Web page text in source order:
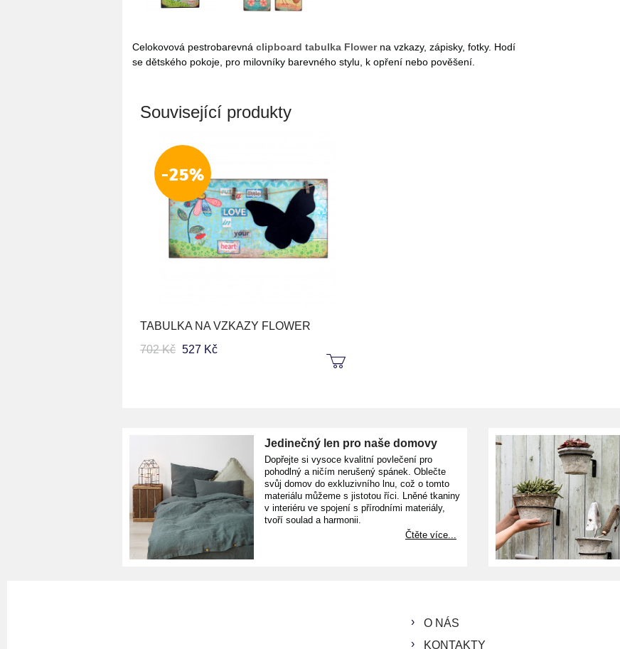
Celokovová pestrobarevná clipboard tabulka Flowerna vzkazy, zápisky, fotky. Hodí
se dětského pokoje, pro milovníky barevného stylu, k opření nebo pověšení.
Související produkty
-25%
TABULKA NA VZKAZY FLOWER
702 Kč 527 Kč
Jedinečný len pro naše domovy
Dopřejte si vysoce kvalitní povlečení pro
pohodlný a ničím nerušený spánek. Oblečte
svůj domov do exkluzivního lnu, což o tomto
materiálu můžeme s jistotou říci. Lněné tkaniny
v interiéru ve spojení s přírodními materiály,
tvoří soulad a harmonii.
Čtěte více...
O NÁS
KONTAKTY